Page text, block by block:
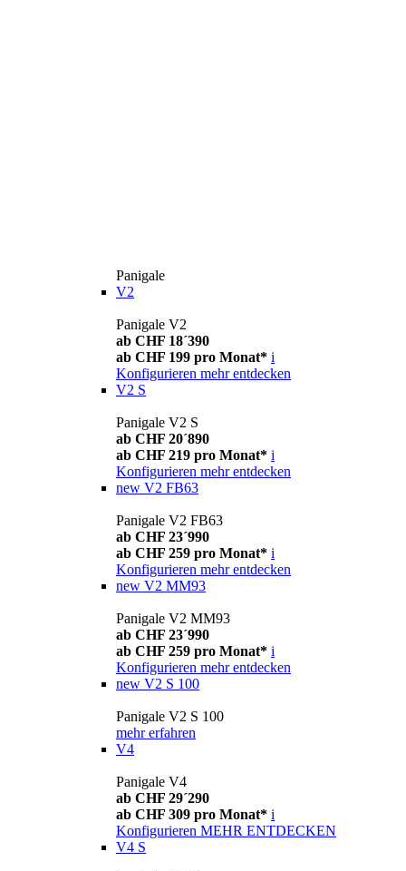
Panigale
V2
Panigale V2
ab CHF 18´390
ab CHF 199 pro Monat* i
Konfigurieren mehr entdecken
V2 S
Panigale V2 S
ab CHF 20´890
ab CHF 219 pro Monat* i
Konfigurieren mehr entdecken
new V2 FB63
Panigale V2 FB63
ab CHF 23´990
ab CHF 259 pro Monat* i
Konfigurieren mehr entdecken
new V2 MM93
Panigale V2 MM93
ab CHF 23´990
ab CHF 259 pro Monat* i
Konfigurieren mehr entdecken
new V2 S 100
Panigale V2 S 100
mehr erfahren
V4
Panigale V4
ab CHF 29´290
ab CHF 309 pro Monat* i
Konfigurieren MEHR ENTDECKEN
V4 S